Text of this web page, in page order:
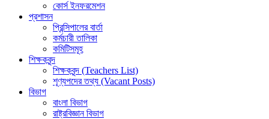
কোর্স ইনফরমেশন
প্রশাসন
প্রিন্সিপালের বার্তা
কর্মচারী তালিকা
কমিটিসমূহ
শিক্ষকবৃন্দ
শিক্ষকবৃন্দ (Teachers List)
শূণ্যপদের তথ্য (Vacant Posts)
বিভাগ
বাংলা বিভাগ
রাষ্ট্রবিজ্ঞান বিভাগ